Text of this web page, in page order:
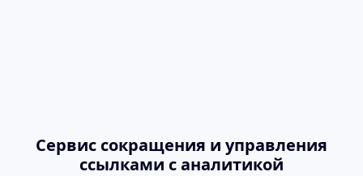
Сервис сокращения и управления
ссылками с аналитикой